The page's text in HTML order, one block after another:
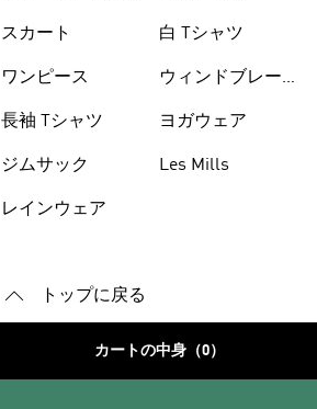
スカート
ワンピース
長袖 Tシャツ
ジムサック
レインウェア
白 Tシャツ
ウィンドブレーカ
ヨガウェア
Les Mills
トップに戻る
カートの中身（0）